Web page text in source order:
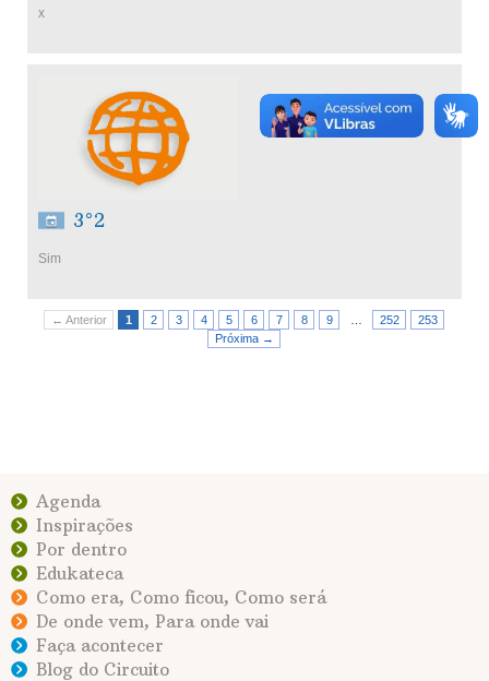
x
3°2
Sim
← Anterior 1 2 3 4 5 6 7 8 9 252
253
Próxima →
Agenda
Inspirações
Por dentro
Edukateca
Como era, Como ficou, Como será
De onde vem, Para onde vai
Faça acontecer
Blog do Circuito